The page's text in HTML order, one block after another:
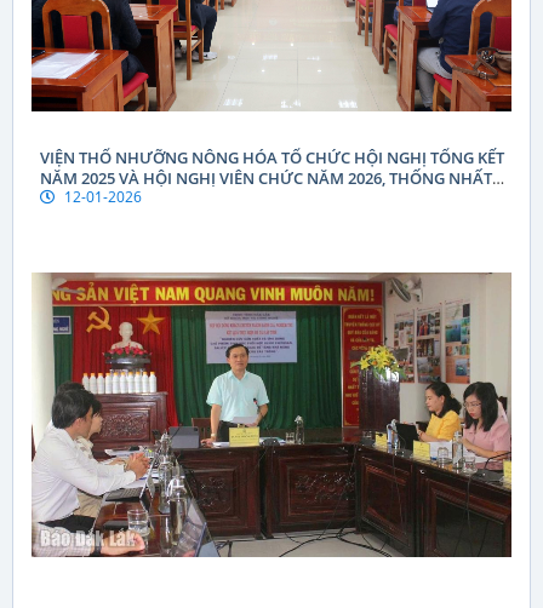
VIỆN THỔ NHƯỠNG NÔNG HÓA TỔ CHỨC HỘI NGHỊ TỔNG KẾT
NĂM 2025 VÀ HỘI NGHỊ VIÊN CHỨC NĂM 2026, THỐNG NHẤT
PHƯƠNG HƯỚNG PHÁT TRIỂN GIAI ĐOẠN MỚI
12-01-2026